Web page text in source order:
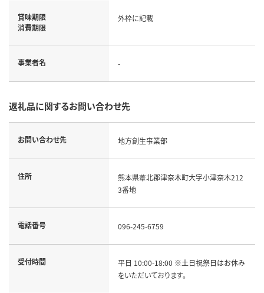
賞味期限
消費期限
外枠に記載
事業者名 -
返礼品に関するお問い合わせ先
お問い合わせ先 地方創生事業部
住所
熊本県葦北郡津奈木町大字小津奈木212
3番地
電話番号 096-245-6759
受付時間
平日 10:00-18:00 ※土日祝祭日はお休み
をいただいております。